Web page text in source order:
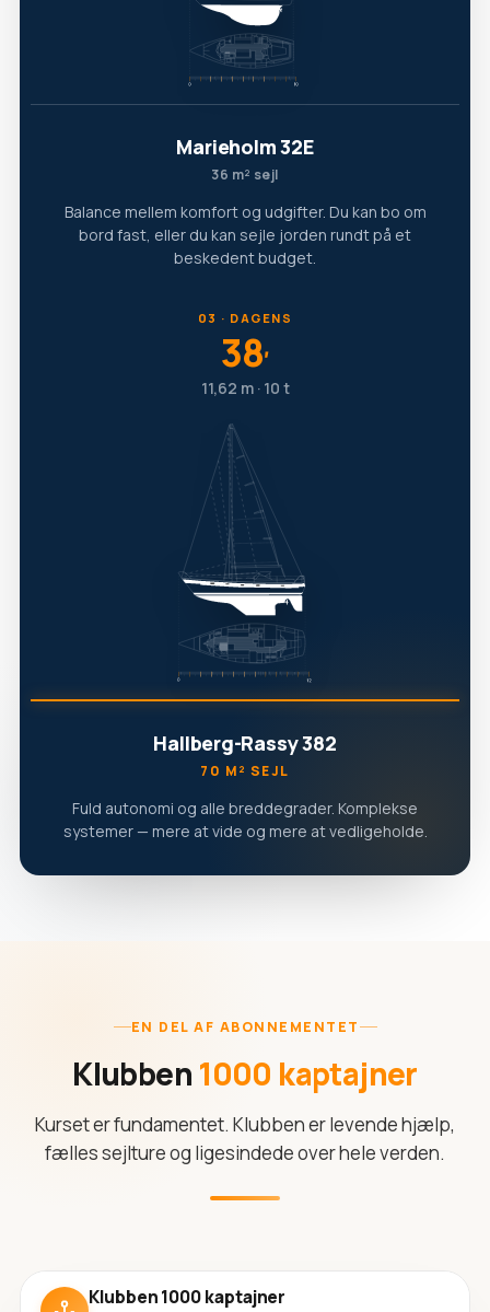
Marieholm 32E
36 m² sejl
Balance mellem komfort og udgifter. Du kan bo om
bord fast, eller du kan sejle jorden rundt på et
beskedent budget.
03 · DAGENS
38′
11,62 m · 10 t
Hallberg-Rassy 382
70 M² SEJL
Fuld autonomi og alle breddegrader. Komplekse
systemer — mere at vide og mere at vedligeholde.
EN DEL AF ABONNEMENTET
Klubben 1000 kaptajner
Kurset er fundamentet. Klubben er levende hjælp,
fælles sejlture og ligesindede over hele verden.
Klubben 1000 kaptajner